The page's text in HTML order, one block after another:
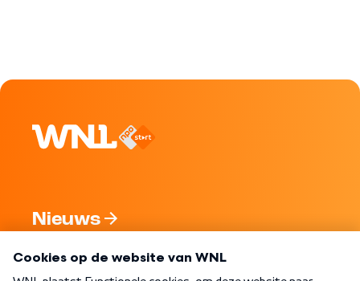
Nieuws